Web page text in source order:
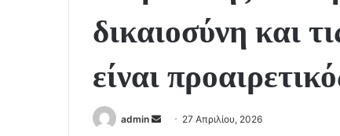
δικαιοσύνη και
είναι
admin
Send 27 Απριλίου, 2026